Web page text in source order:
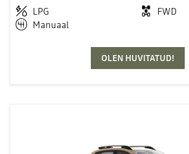
LPG
FWD
Manuaal
OLEN HUVITATUD!